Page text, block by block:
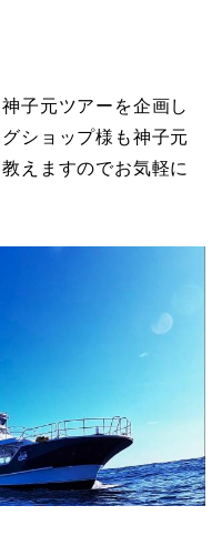
子元ツアーを企画し
ショップ様も神子元
えますのでお気軽に